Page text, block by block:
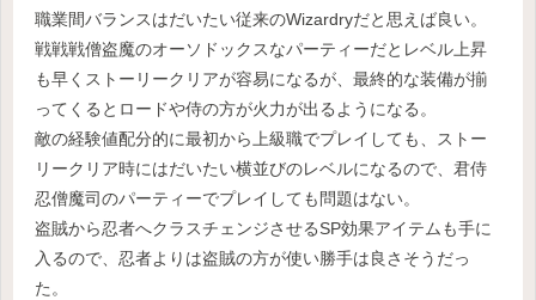
職業間バランスはだいたい従来のWizardryだと思えば良い。
戦戦戦僧盗魔のオーソドックスなパーティーだとレベル上昇
も早くストーリークリアが容易になるが、最終的な装備が揃
ってくるとロードや侍の方が火力が出るようになる。
敵の経験値配分的に最初から上級職でプレイしても、ストー
リークリア時にはだいたい横並びのレベルになるので、君侍
忍僧魔司のパーティーでプレイしても問題はない。
盗賊から忍者へクラスチェンジさせるSP効果アイテムも手に
入るので、忍者よりは盗賊の方が使い勝手は良さそうだっ
た。